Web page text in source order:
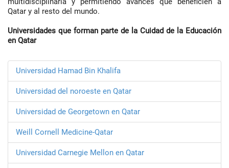
Qatar y al resto del mundo.
Universidades que forman parte de la Cuidad de la Educación
en Qatar
Universidad Hamad Bin Khalifa
Universidad del noroeste en Qatar
Universidad de Georgetown en Qatar
Weill Cornell Medicine-Qatar
Universidad Carnegie Mellon en Qatar